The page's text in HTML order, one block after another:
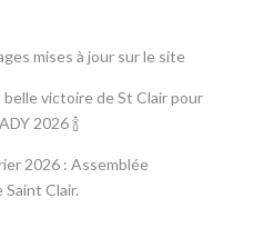
mises à jour sur le site
belle victoire de St Clair pour
2026 🍾
2026 : Assemblée
Saint Clair.